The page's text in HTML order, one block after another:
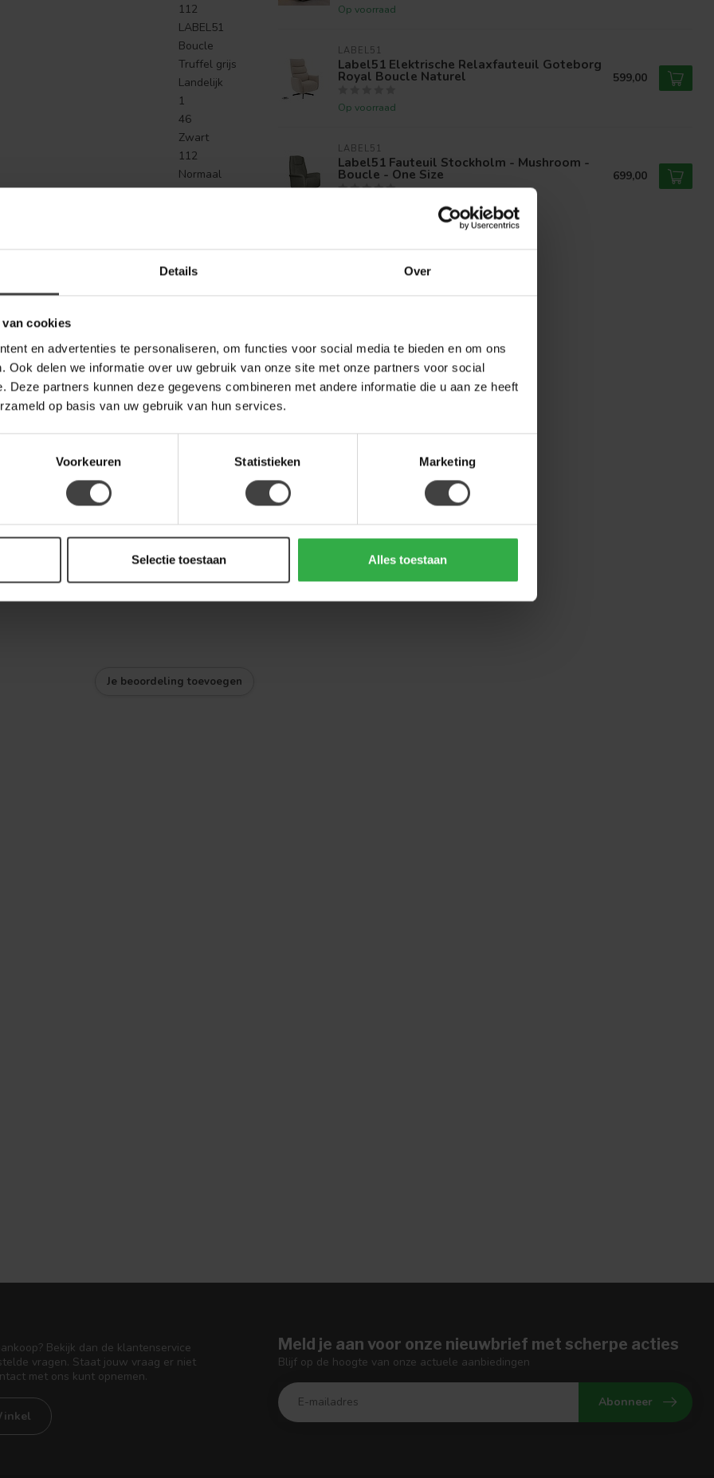
Details Over
van cookies
en advertenties te personaliseren, om functies voor social media te bieden en om ons
Ook delen we informatie over uw gebruik van onze site met onze partners voor social
Deze partners kunnen deze gegevens combineren met andere informatie die u aan ze heeft
op basis van uw gebruik van hun services.
Voorkeuren Statistieken Marketing
Selectie toestaan Alles toestaan
112
LABEL51
Boucle
Truffel grijs
Landelijk
1
46
Zwart
112
Normaal
58
47
Metaal
Ja
Schuim
Om de stof
zo lang
te
impregneren
met een
Je beoordeling toevoegen
Op voorraad
LABEL51
Label51 Elektrische Relaxfauteuil Goteborg
Royal Boucle Naturel
Op voorraad
599,00
LABEL51
Label51 Fauteuil Stockholm - Mushroom -
Boucle - One Size 699,00
Bekijk dan de klantenservice
vragen. Staat jouw vraag er niet
met ons kunt opnemen.
Meld je aan voor onze nieuwbrief met scherpe acties
Blijf op de hoogte van onze actuele aanbiedingen
Abonneer